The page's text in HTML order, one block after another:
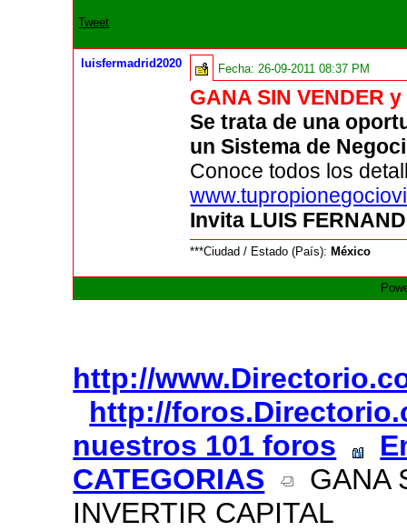
Tweet
luisfermadrid2020 Fecha:26-09-2011 08:37 PM
GANA SIN VENDER
Se trata de una
un Sistema de
Conoce todos los
Invita LUIS
***Ciudad / Estado (País): México
http://
http://
nuestros 101 foros
CATEGORIAS
GANA
INVERTIR CAPITAL